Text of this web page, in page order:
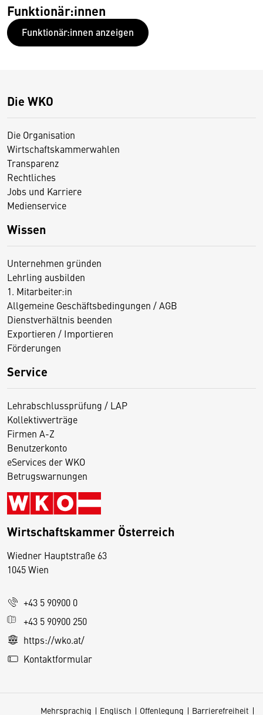
Funktionär:innen
Funktionär:innen anzeigen
Die WKO
Die Organisation
Wirtschaftskammerwahlen
Transparenz
Rechtliches
Jobs und Karriere
Medienservice
Wissen
Unternehmen gründen
Lehrling ausbilden
1. Mitarbeiter:in
Allgemeine Geschäftsbedingungen / AGB
Dienstverhältnis beenden
Exportieren / Importieren
Förderungen
Service
Lehrabschlussprüfung / LAP
Kollektivverträge
Firmen A-Z
Benutzerkonto
eServices der WKO
Betrugswarnungen
Wirtschaftskammer Österreich
Wiedner Hauptstraße 63
1045 Wien
+43 5 90900 0
+43 5 90900 250
https://wko.at/
Kontaktformular
Mehrsprachig Englisch Offenlegung Barrierefreiheit
D
s
e
S
e